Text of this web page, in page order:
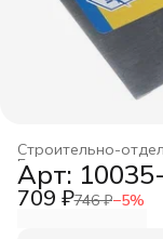
Строительно-
Главная ›
Арт:
709 ₽746 ₽−5%